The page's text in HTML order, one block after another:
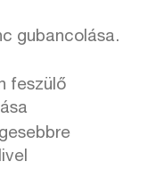
gubancolása.
feszülő